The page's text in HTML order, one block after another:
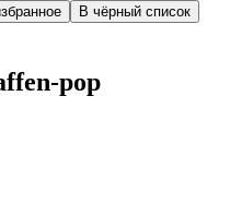
В чёрный список
pop